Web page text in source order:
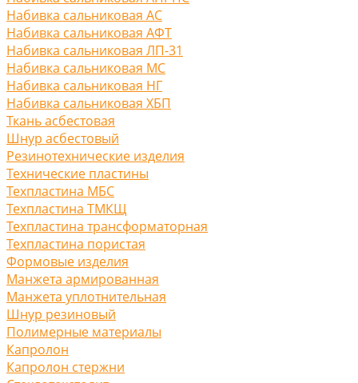
Набивка сальниковая АС
Набивка сальниковая АФТ
Набивка сальниковая ЛП-31
Набивка сальниковая МС
Набивка сальниковая НГ
Набивка сальниковая ХБП
Ткань асбестовая
Шнур асбестовый
Резинотехнические изделия
Технические пластины
Техпластина МБС
Техпластина ТМКЩ
Техпластина трансформаторная
Техпластина пористая
Формовые изделия
Манжета армированная
Манжета уплотнительная
Шнур резиновый
Полимерные материалы
Капролон
Капролон стержни